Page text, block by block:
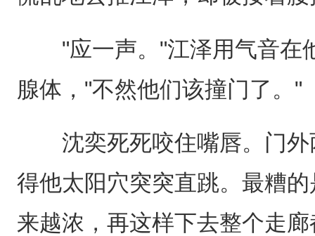
"应一声。"江泽用气音在
腺体，"不然他们该撞门了。"
沈奕死死咬住嘴唇。门外
得他太阳穴突突直跳。最糟
来越浓，再这样下去整个走